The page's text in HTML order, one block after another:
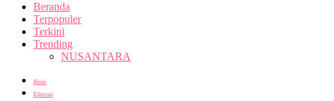
Beranda
Terpopuler
Terkini
Trending
NUSANTARA
Bisnis
Editorial